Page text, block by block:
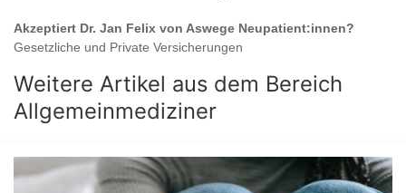
Akzeptiert Dr. Jan Felix von Aswege Neupatient:innen?
Gesetzliche und Private Versicherungen
Weitere Artikel aus dem Bereich
Allgemeinmediziner